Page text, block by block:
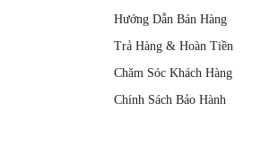
Hướng Dẫn Bán Hàng
Trả Hàng & Hoàn Tiền
Chăm Sóc Khách Hàng
Chính Sách Bảo Hành